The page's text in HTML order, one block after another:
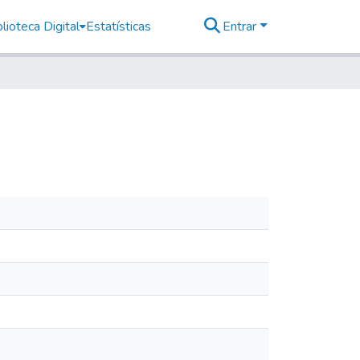
Digital Estatísticas Entrar